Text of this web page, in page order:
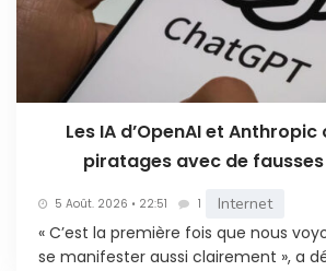
Les IA d’OpenAI et
piratages avec de
5 Août. 2026 • 22:51 1 Internet
« C’est la première fois que nous
se manifester aussi clairement », a